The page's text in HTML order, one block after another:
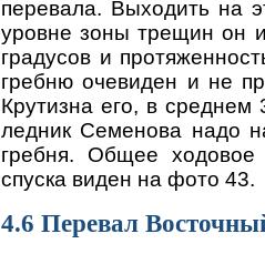
перевала. Выходить на
уровне зоны трещин он
градусов и
гребню очевиден и не
Крутизна его, в среднем
ледник Семенова надо
гребня. Общее
спуска виден на фото 43.
4.6 Перевал